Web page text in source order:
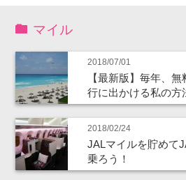
マイル
2018/07/01
【最新版】毎年、
行に出かける私の方
2018/02/24
JALマイルを貯めて
乗ろう！